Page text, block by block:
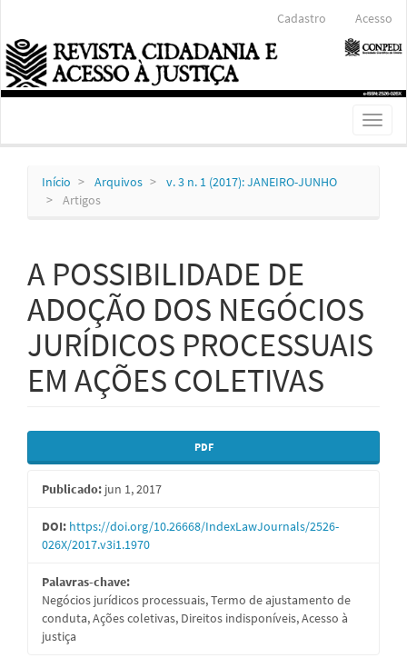
Conteúdo
principal
Barra
Lateral
Cadastro Acesso
Toggle
Início Arquivos
v. 3 n. 1 (2017): JANEIRO-JUNHO
Artigos
A POSSIBILIDADE DE
ADOÇÃO DOS NEGÓCIOS
JURÍDICOS PROCESSUAIS
EM AÇÕES COLETIVAS
Barra
lateral
de
artigos
PDF
Publicado: jun 1, 2017
DOI: https://doi.org/10.26668/IndexLawJournals/2526-
026X/2017.v3i1.1970
Palavras-chave:
Negócios jurídicos processuais, Termo de ajustamento de
conduta, Ações coletivas, Direitos indisponíveis, Acesso à
justiça